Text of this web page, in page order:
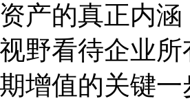
产的真正内
野看待企业
增值的关键一